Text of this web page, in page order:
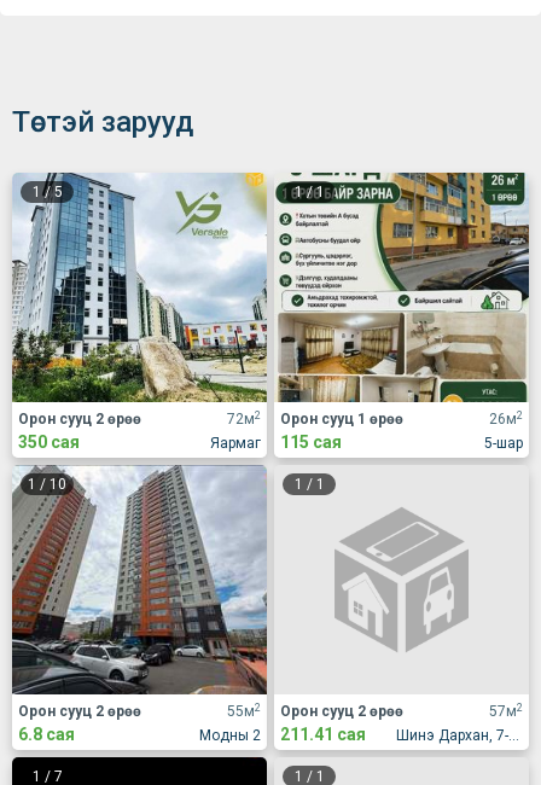
Төстэй зарууд
1 /5
72м2
Яармаг
Орон сууц 2 өрөө
350 сая
1/1
26м2
5-шар
Орон сууц 1 өрөө
115 сая
1 / 10
55м2
Модны 2
Орон сууц 2 өрөө
6.8 сая
1 / 1
57м2
Шинэ Дархан, 7-р хороолол, Жүр Үр үйлдвэрийн хажууд
Орон сууц 2 өрөө
211.41 сая
1 / 7 1 / 1